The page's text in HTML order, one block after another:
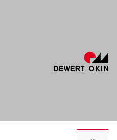
stůl DS3